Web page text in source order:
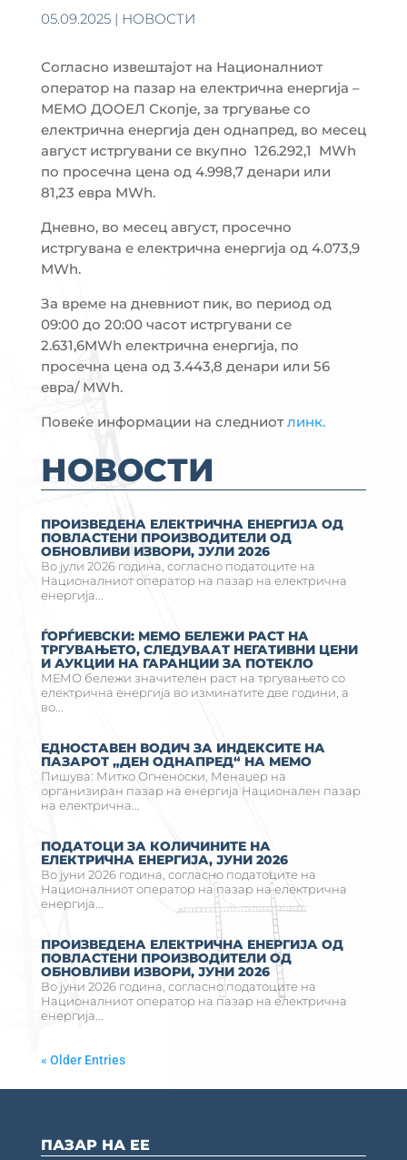
05.09.2025| НОВОСТИ
Согласно извештајот на Националниот
оператор на пазар на електрична енергија –
МЕМО ДООЕЛ Скопје, за тргување со
електрична енергија ден однапред, во месец
август истргувани се вкупно 126.292,1 MWh
по просечна цена од 4.998,7 денари или
81,23 евра MWh.
Дневно, во месец август, просечно
истргувана е електрична енергија од 4.073,9
MWh.
За време на дневниот пик, во период од
09:00 до 20:00 часот истргувани се
2.631,6MWh електрична енергија, по
просечна цена од 3.443,8 денари или 56
евра/ MWh.
Повеќе информации на следниотлинк.
НОВОСТИ
ПРОИЗВЕДЕНА ЕЛЕКТРИЧНА ЕНЕРГИЈА ОД
ПОВЛАСТЕНИ ПРОИЗВОДИТЕЛИ ОД
ОБНОВЛИВИ ИЗВОРИ, ЈУЛИ 2026
Во јули 2026 година, согласно податоците на
Националниот оператор на пазар на електрична
енергија...
ЃОРЃИЕВСКИ: МЕМО БЕЛЕЖИ РАСТ НА
ТРГУВАЊЕТО, СЛЕДУВААТ НЕГАТИВНИ ЦЕНИ
И АУКЦИИ НА ГАРАНЦИИ ЗА ПОТЕКЛО
МЕМО бележи значителен раст на тргувањето со
електрична енергија во изминатите две години, а
во...
ЕДНОСТАВЕН ВОДИЧ ЗА ИНДЕКСИТЕ НА
ПАЗАРОТ „ДЕН ОДНАПРЕД“ НА МЕМО
Пишува: Митко Огненоски, Менаџер на
организиран пазар на енергија Национален пазар
на електрична...
ПОДАТОЦИ ЗА КОЛИЧИНИТЕ НА
ЕЛЕКТРИЧНА ЕНЕРГИЈА, ЈУНИ 2026
Во јуни 2026 година, согласно податоците на
Националниот оператор на пазар на електрична
енергија...
ПРОИЗВЕДЕНА ЕЛЕКТРИЧНА ЕНЕРГИЈА ОД
ПОВЛАСТЕНИ ПРОИЗВОДИТЕЛИ ОД
ОБНОВЛИВИ ИЗВОРИ, ЈУНИ 2026
Во јуни 2026 година, согласно податоците на
Националниот оператор на пазар на електрична
енергија...
« Older Entries
ПАЗАР НА ЕЕ